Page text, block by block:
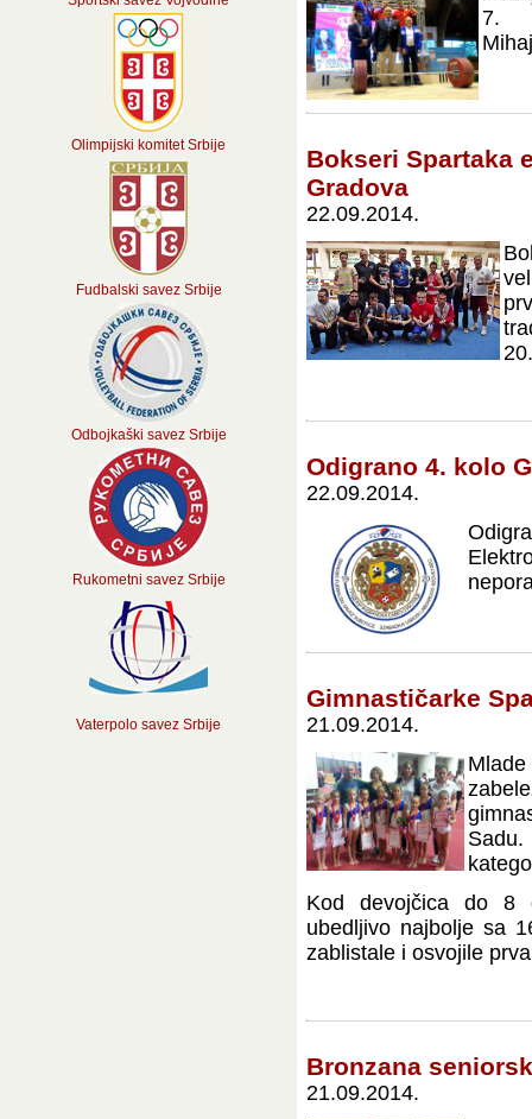
Olimpijski komitet Srbije
Fudbalski savez Srbije
Odbojkaški savez Srbije
Rukometni savez Srbije
Vaterpolo savez Srbije
7.
Bokseri Spartaka
Gradova
22.09.2014.
Odigrano 4. kolo
22.09.2014.
Gimnastičarke
21.09.2014.
Kod devojčica do 8
ubedljivo najbolje sa
zablistale i osvojile
Bronzana
21.09.2014.